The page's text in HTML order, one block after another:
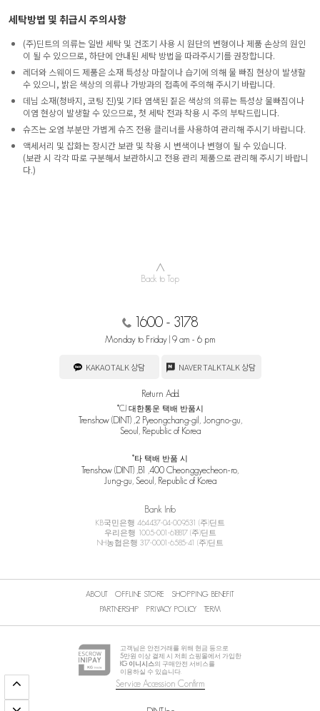
세탁방법 및 취급시 주의사항
(주)딘트의 의류는 일반 세탁 및 건조기 사용 시 원단의 변형이나 제품 손상의 원인
이 될 수 있으므로, 하단에 안내된 세탁 방법을 따라주시기를 권장합니다.
레더와 스웨이드 제품은 소재 특성상 마찰이나 습기에 의해 물 빠짐 현상이 발생할
수 있으니, 밝은 색상의 의류나 가방과의 접촉에 주의해 주시기 바랍니다.
데님 소재(청바지, 코팅 진)및 기타 염색된 짙은 색상의 의류는 특성상 물빠짐이나
이염 현상이 발생할 수 있으므로, 첫 세탁 전과 착용 시 주의 부탁드립니다.
슈즈는 오염 부분만 가볍게 슈즈 전용 클리너를 사용하여 관리해 주시기 바랍니다.
액세서리 및 잡화는 장시간 보관 및 착용 시 변색이나 변형이 될 수 있습니다.
(보관 시 각각 따로 구분해서 보관하시고 전용 관리 제품으로 관리해 주시기 바랍니
다.)
∧
Back to Top
1600 - 3178
Monday to Friday | 9 am - 6 pm
KAKAOTALK 상담 NAVER TALKTALK 상담
Return Add.
*CJ 대한통운 택배 반품시
Trenshow (DINT) ,2 Pyeongchang-gil, Jongno-gu,
Seoul, Republic of Korea
*타 택배 반품 시
Trenshow (DINT) ,B1 ,400 Cheonggyecheon-ro,
Jung-gu, Seoul, Republic of Korea
Bank Info
KB국민은행 464437-04-009531 (주)딘트
우리은행 1005-001-618817 (주)딘트
NH농협은행 317-0001-6585-41 (주)딘트
ABOUT OFFLINE STORE
SHOPPING BENEFIT
PARTNERSHIP
PRIVACY POLICY TERM
고객님은 안전거래를 위해 현금 등으로
5만원 이상 결제 시 저희 쇼핑몰에서 가입한
KG 이니시스의 구매안전 서비스를
이용하실 수 있습니다.
Service Accession Confirm